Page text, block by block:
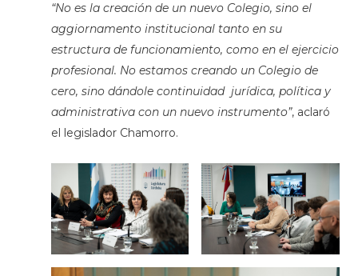
“No es la creación de un nuevo Colegio, sino el
aggiornamento institucional tanto en su
estructura de funcionamiento, como en el ejercicio
profesional. No estamos creando un Colegio de
cero, sino dándole continuidad jurídica, política y
administrativa con un nuevo instrumento”, aclaró
el legislador Chamorro.